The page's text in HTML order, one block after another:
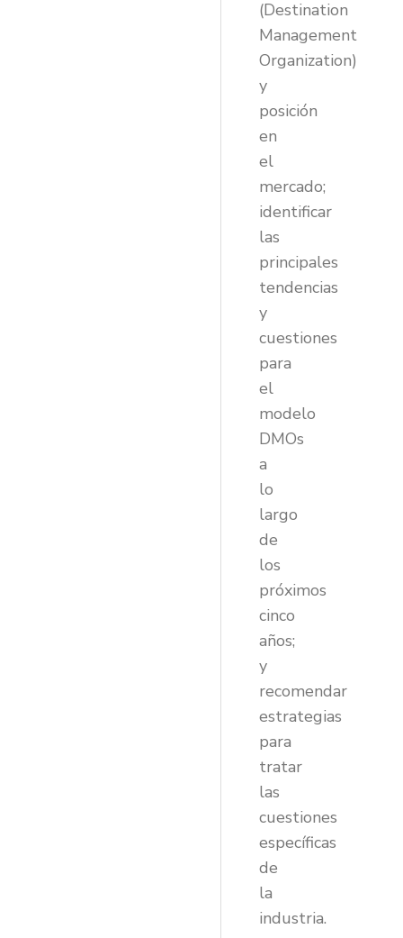
(Destination
Management
Organization)
y
posición
en
el
mercado;
identificar
las
principales
tendencias
y
cuestiones
para
el
modelo
DMOs
a
lo
largo
de
los
próximos
cinco
años;
y
recomendar
estrategias
para
tratar
las
cuestiones
específicas
de
la
industria.